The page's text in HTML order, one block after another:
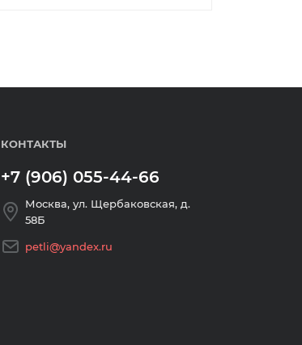
КОНТАКТЫ
+7 (906) 055-44-66
Москва, ул. Щербаковская, д.
58Б
petli@yandex.ru